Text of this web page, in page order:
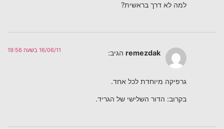
למה לא דרך בראשית?
remezdak הגיב: 16/06/11 בשעה 19:56
גרפיקה מיוחדת לכל אחד.
בקרוב: הדור השלישי של הגריד.